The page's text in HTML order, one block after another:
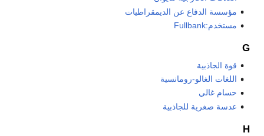
مؤسسة الدفاع عن الديمقراطيات
مستخدم:Fullbank
G
قوة الجاذبية
اللغات الغالو-رومانسية
حسام غالي
عدسة صغرية للجاذبية
H